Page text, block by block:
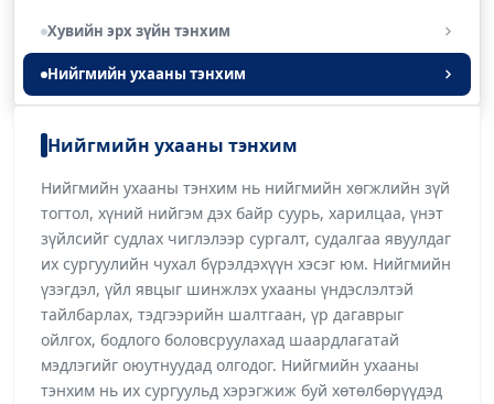
Хувийн эрх зүйн тэнхим
Нийгмийн ухааны тэнхим
Нийгмийн ухааны тэнхим
Нийгмийн ухааны тэнхим нь нийгмийн хөгжлийн зүй
тогтол, хүний нийгэм дэх байр суурь, харилцаа, үнэт
зүйлсийг судлах чиглэлээр сургалт, судалгаа явуулдаг
их сургуулийн чухал бүрэлдэхүүн хэсэг юм. Нийгмийн
үзэгдэл, үйл явцыг шинжлэх ухааны үндэслэлтэй
тайлбарлах, тэдгээрийн шалтгаан, үр дагаврыг
ойлгох, бодлого боловсруулахад шаардлагатай
мэдлэгийг оюутнуудад олгодог. Нийгмийн ухааны
тэнхим нь их сургуульд хэрэгжиж буй хөтөлбөрүүдэд